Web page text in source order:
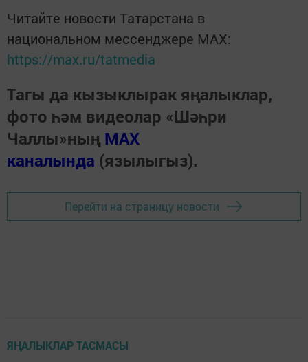
Читайте новости Татарстана в
национальном мессенджере MАХ:
https://max.ru/tatmedia
Тагы да кызыклырак яңалыклар,
фото һәм видеолар «Шәһри
Чаллы»ның MAX
каналында (язылыгыз).
Перейти на страницу новости
ЯҢАЛЫКЛАР ТАСМАСЫ